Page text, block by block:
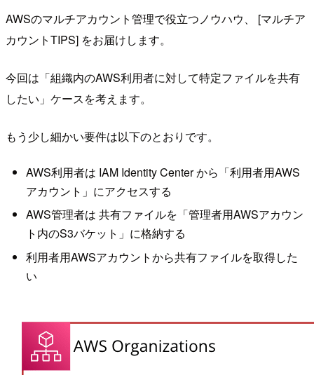
AWSのマルチアカウント管理で役立つノウハウ、 [マルチア
カウントTIPS] をお届けします。
今回は「組織内のAWS利用者に対して特定ファイルを共有
したい」ケースを考えます。
もう少し細かい要件は以下のとおりです。
AWS利用者は IAM Identity Center から「利用者用AWS
アカウント」にアクセスする
AWS管理者は 共有ファイルを「管理者用AWSアカウン
ト内のS3バケット」に格納する
利用者用AWSアカウントから共有ファイルを取得した
い